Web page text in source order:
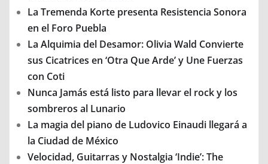
La Tremenda Korte presenta Resistencia Sonora
en el Foro Puebla
La Alquimia del Desamor: Olivia Wald Convierte
sus Cicatrices en ‘Otra Que Arde’ y Une Fuerzas
con Coti
Nunca Jamás está listo para llevar el rock y los
sombreros al Lunario
La magia del piano de Ludovico Einaudi llegará a
la Ciudad de México
Velocidad, Guitarras y Nostalgia ‘Indie’: The